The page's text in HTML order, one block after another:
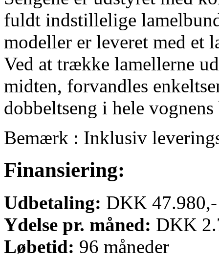
fuldt indstillelige
modeller er leveret med et
Ved at trække lamellerne
midten, forvandles
dobbeltseng i hele vognens
Bemærk : Inklusiv
Finansiering:
Udbetaling: DKK 47.980,-
Ydelse pr. måned: DKK
Løbetid: 96 måneder